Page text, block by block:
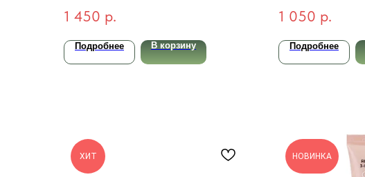
1 450 р.
Подробнее В корзину
Cream 50мл
1 050 р.
Подробнее
ХИТ НОВИНКА